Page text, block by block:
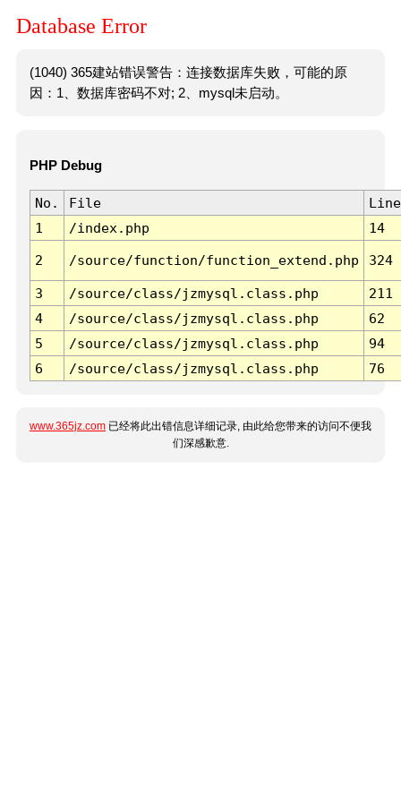
Database Error
(1040) 365建站错误警告：连接数据库失败，可能的原
因：1、数据库密码不对; 2、mysql未启动。
PHP Debug
No. File
Line
1
/index.php 14
2 /source/function/function_extend.php 324
3 /source/class/jzmysql.class.php
211
4
/source/class/jzmysql.class.php
62
5
/source/class/jzmysql.class.php
94
6
/source/class/jzmysql.class.php 76
www.365jz.com 已经将此出错信息详细记录, 由此给您带来的访问不便我
们深感歉意.